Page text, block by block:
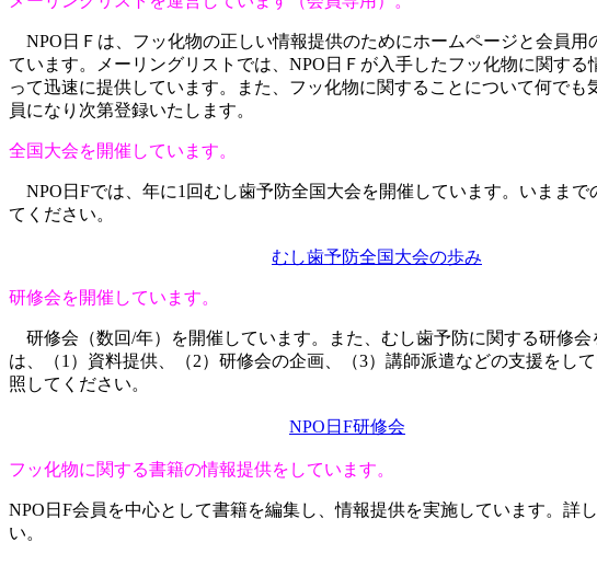
NPO 日Ｆは、フッ化物の正しい情報提供のためにホームページと会員用
ています。メーリングリストでは、 NPO 日Ｆが入手したフッ化物に関する
って迅速に提供しています。また、フッ化物に関することについて何でも
員になり次第登録いたします。
全国大会を開催しています。
NPO 日 Fでは、年に1 回むし歯予防全国大会を開催しています。いまま
てください。
むし歯予防全国大会の歩み
研修会を開催しています。
研修会（数回/年）を開催しています。また、むし歯予防に関する研修
は、（1 ）資料提供、（2）研修会の企画、（3）講師派遣などの支援をして
照してください。
NPO日F研修会
フッ化物に関する書籍の情報提供をしています。
NPO 日 F会員を中心として書籍を編集し、情報提供を実施しています。詳
い。